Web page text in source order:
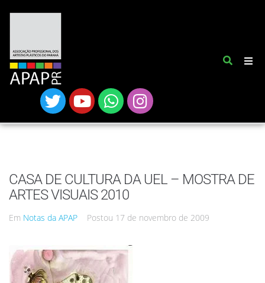
CASA DE CULTURA DA UEL – MOSTRA DE
ARTES VISUAIS 2010
Em Notas da APAP Postou 17 de novembro de 2009